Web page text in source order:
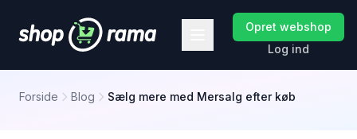
Opret webshop
Log ind
Forside Blog Sælg mere med Mersalg efter køb